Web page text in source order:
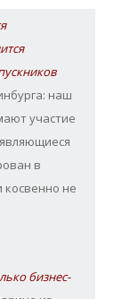
наш
участие
в
косвенно не
бизнес-